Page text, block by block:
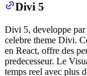
Divi 5
Divi 5, developpe par
celebre theme Divi.
en React, offre des
predecesseur. Le
temps reel avec plus